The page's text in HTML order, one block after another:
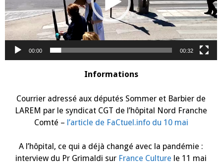
00:00 00:32
Informations
Courrier adressé aux députés Sommer et Barbier de
LAREM par le syndicat CGT de l’hôpital Nord Franche
Comté – l’article de FaCtuel.info du 10 mai
A l’hôpital, ce qui a déjà changé avec la pandémie :
interview du Pr Grimaldi sur France Culture le 11 mai